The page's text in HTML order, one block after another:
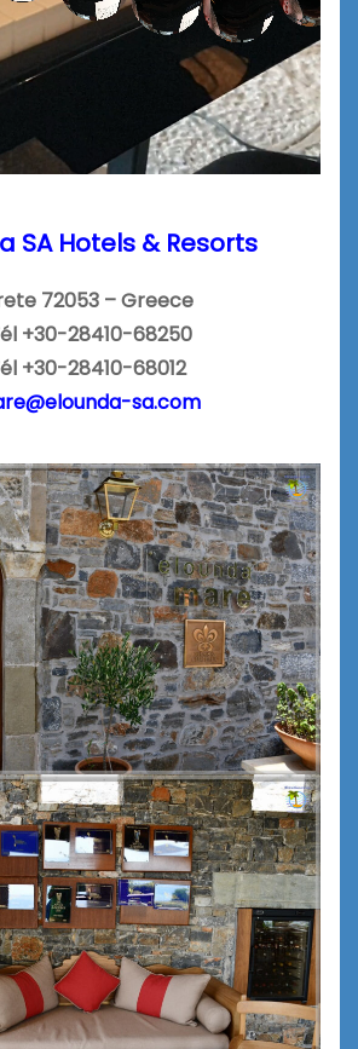
SA Hotels & Resorts
72053 – Greece
+30-28410-68250
+30-28410-68012
sa.com